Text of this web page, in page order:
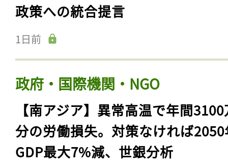
政策への統合提言
1日前
政府・国際機関・NGO
【南アジア】異常高温で年間
分の労働損失。対策なければ
GDP最大7%減、世銀分析